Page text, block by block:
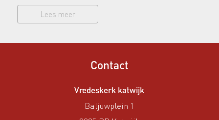
Lees meer
Contact
Vredeskerk katwijk
Baljuwplein 1